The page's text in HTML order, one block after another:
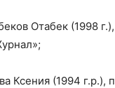
Отабек (1998
Ксения (1994 г.р.),